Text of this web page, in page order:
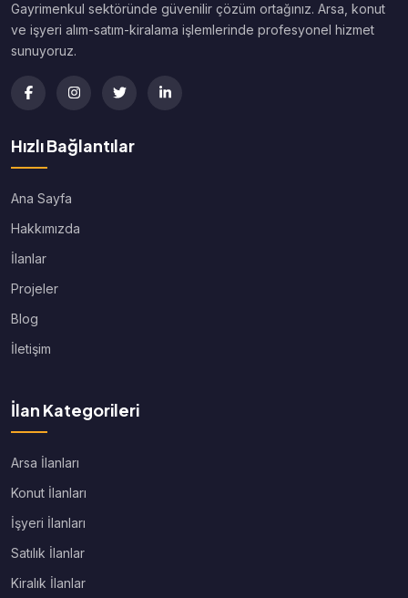
Gayrimenkul sektöründe güvenilir çözüm ortağınız. Arsa, konut
ve işyeri alım-satım-kiralama işlemlerinde profesyonel hizmet
sunuyoruz.
Hızlı Bağlantılar
Ana Sayfa
Hakkımızda
İlanlar
Projeler
Blog
İletişim
İlan Kategorileri
Arsa İlanları
Konut İlanları
İşyeri İlanları
Satılık İlanlar
Kiralık İlanlar